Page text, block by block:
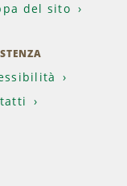
del sito